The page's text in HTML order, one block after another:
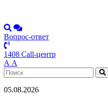
Вопрос-ответ
1408 Call-центр
А А
05.08.2026